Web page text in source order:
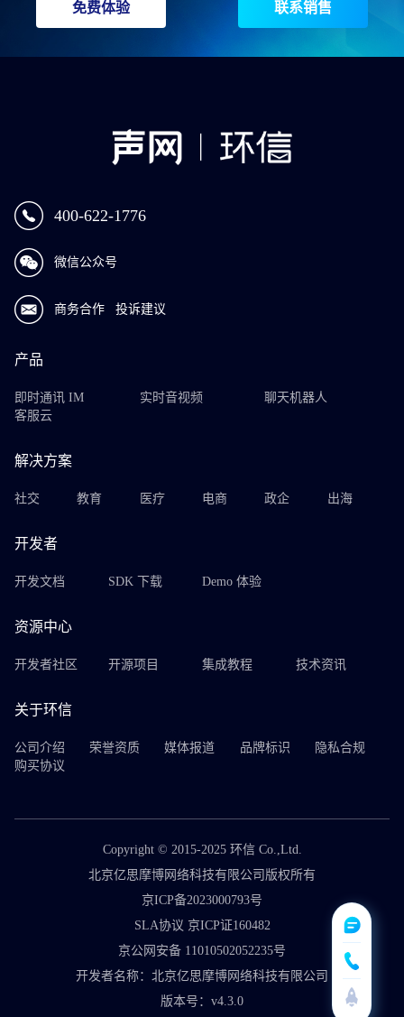
免费体验 联系销售
400-622-1776
微信公众号
商务合作 投诉建议
产品
即时通讯 IM 实时音视频
聊天机器人
客服云
解决方案
社交 教育 医疗 电商 政企 出海
开发者
开发文档 SDK 下载 Demo 体验
资源中心
开发者社区 开源项目 集成教程 技术资讯
关于环信
公司介绍 荣誉资质 媒体报道 品牌标识
隐私合规
购买协议
Copyright © 2015-2025 环信 Co.,Ltd.
北京亿思摩博网络科技有限公司版权所有
京ICP备2023000793号
SLA协议 京ICP证160482
京公网安备 11010502052235号
开发者名称：北京亿思摩博网络科技有限公司
版本号：v4.3.0